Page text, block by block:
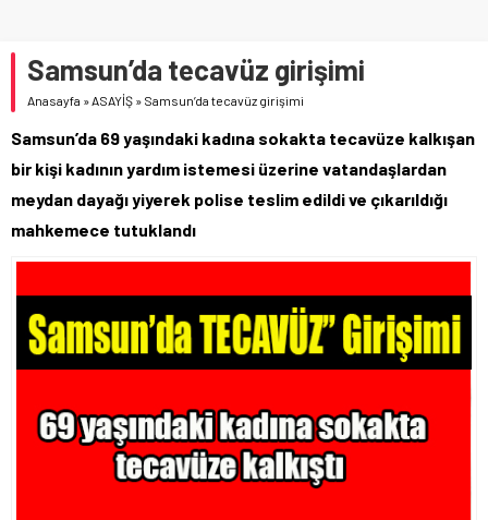
Samsun’da tecavüz girişimi
Anasayfa »ASAYİŞ » Samsun’da tecavüz girişimi
Samsun’da 69 yaşındaki kadına sokakta tecavüze kalkışan
bir kişi kadının yardım istemesi üzerine vatandaşlardan
meydan dayağı yiyerek polise teslim edildi ve çıkarıldığı
mahkemece tutuklandı